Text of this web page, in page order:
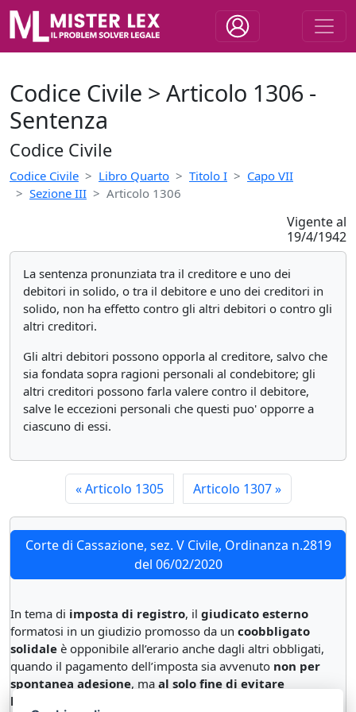
Codice Civile > Articolo 1306 -
Sentenza
Codice Civile
Codice Civile Libro Quarto Titolo I
Capo VII
Sezione III
Articolo 1306
Vigente al
19/4/1942
La sentenza pronunziata tra il creditore e uno dei
debitori in solido, o tra il debitore e uno dei creditori in
solido, non ha effetto contro gli altri debitori o contro gli
altri creditori.
Gli altri debitori possono opporla al creditore, salvo che
sia fondata sopra ragioni personali al condebitore; gli
altri creditori possono farla valere contro il debitore,
salve le eccezioni personali che questi puo' opporre a
ciascuno di essi.
«Articolo 1305 Articolo 1307»
Corte di Cassazione, sez. V Civile, Ordinanza n.2819
del 06/02/2020
In tema di imposta di registro, il giudicato esterno
formatosi in un giudizio promosso da un coobbligato
solidale è opponibile all’erario anche dagli altri obbligati,
quando il pagamento dell’imposta sia avvenuto non per
spontanea adesione, ma al solo fine di evitare
l’esecuzione forzata